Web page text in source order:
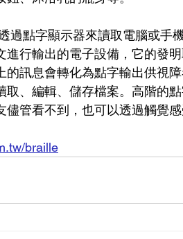
過點字顯示器來讀取電腦或手
行輸出的電子設備，它的發
訊息會轉化為點字輸出供視
、編輯、儲存檔案。高階的
管看不到，也可以透過觸覺
braille